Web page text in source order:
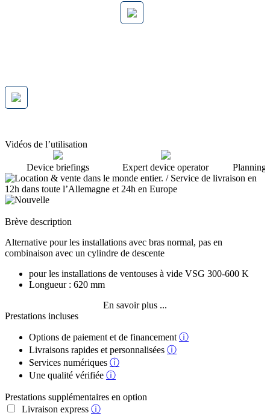
Vidéos de l’utilisation
Device briefings Expert device operator Planning
Brève description
Alternative pour les installations avec bras normal, pas en
combinaison avec un cylindre de descente
pour les installations de ventouses à vide VSG 300-600 K
Longueur : 620 mm
En savoir plus ...
Prestations incluses
Options de paiement et de financement ⓘ
Livraisons rapides et personnalisées ⓘ
Services numériques ⓘ
Une qualité vérifiée ⓘ
Prestations supplémentaires en option
Livraison express ⓘ